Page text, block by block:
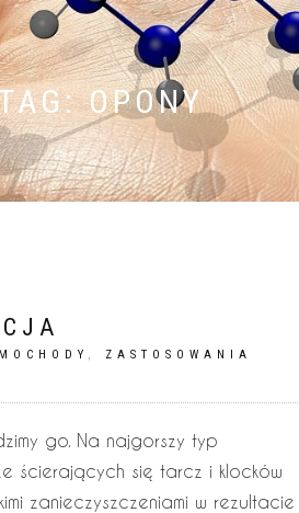
OPONY
, ZASTOSOWANIA
go. Na najgorszy typ
ścierających się tarcz i klocków
zanieczyszczeniami w rezultacie